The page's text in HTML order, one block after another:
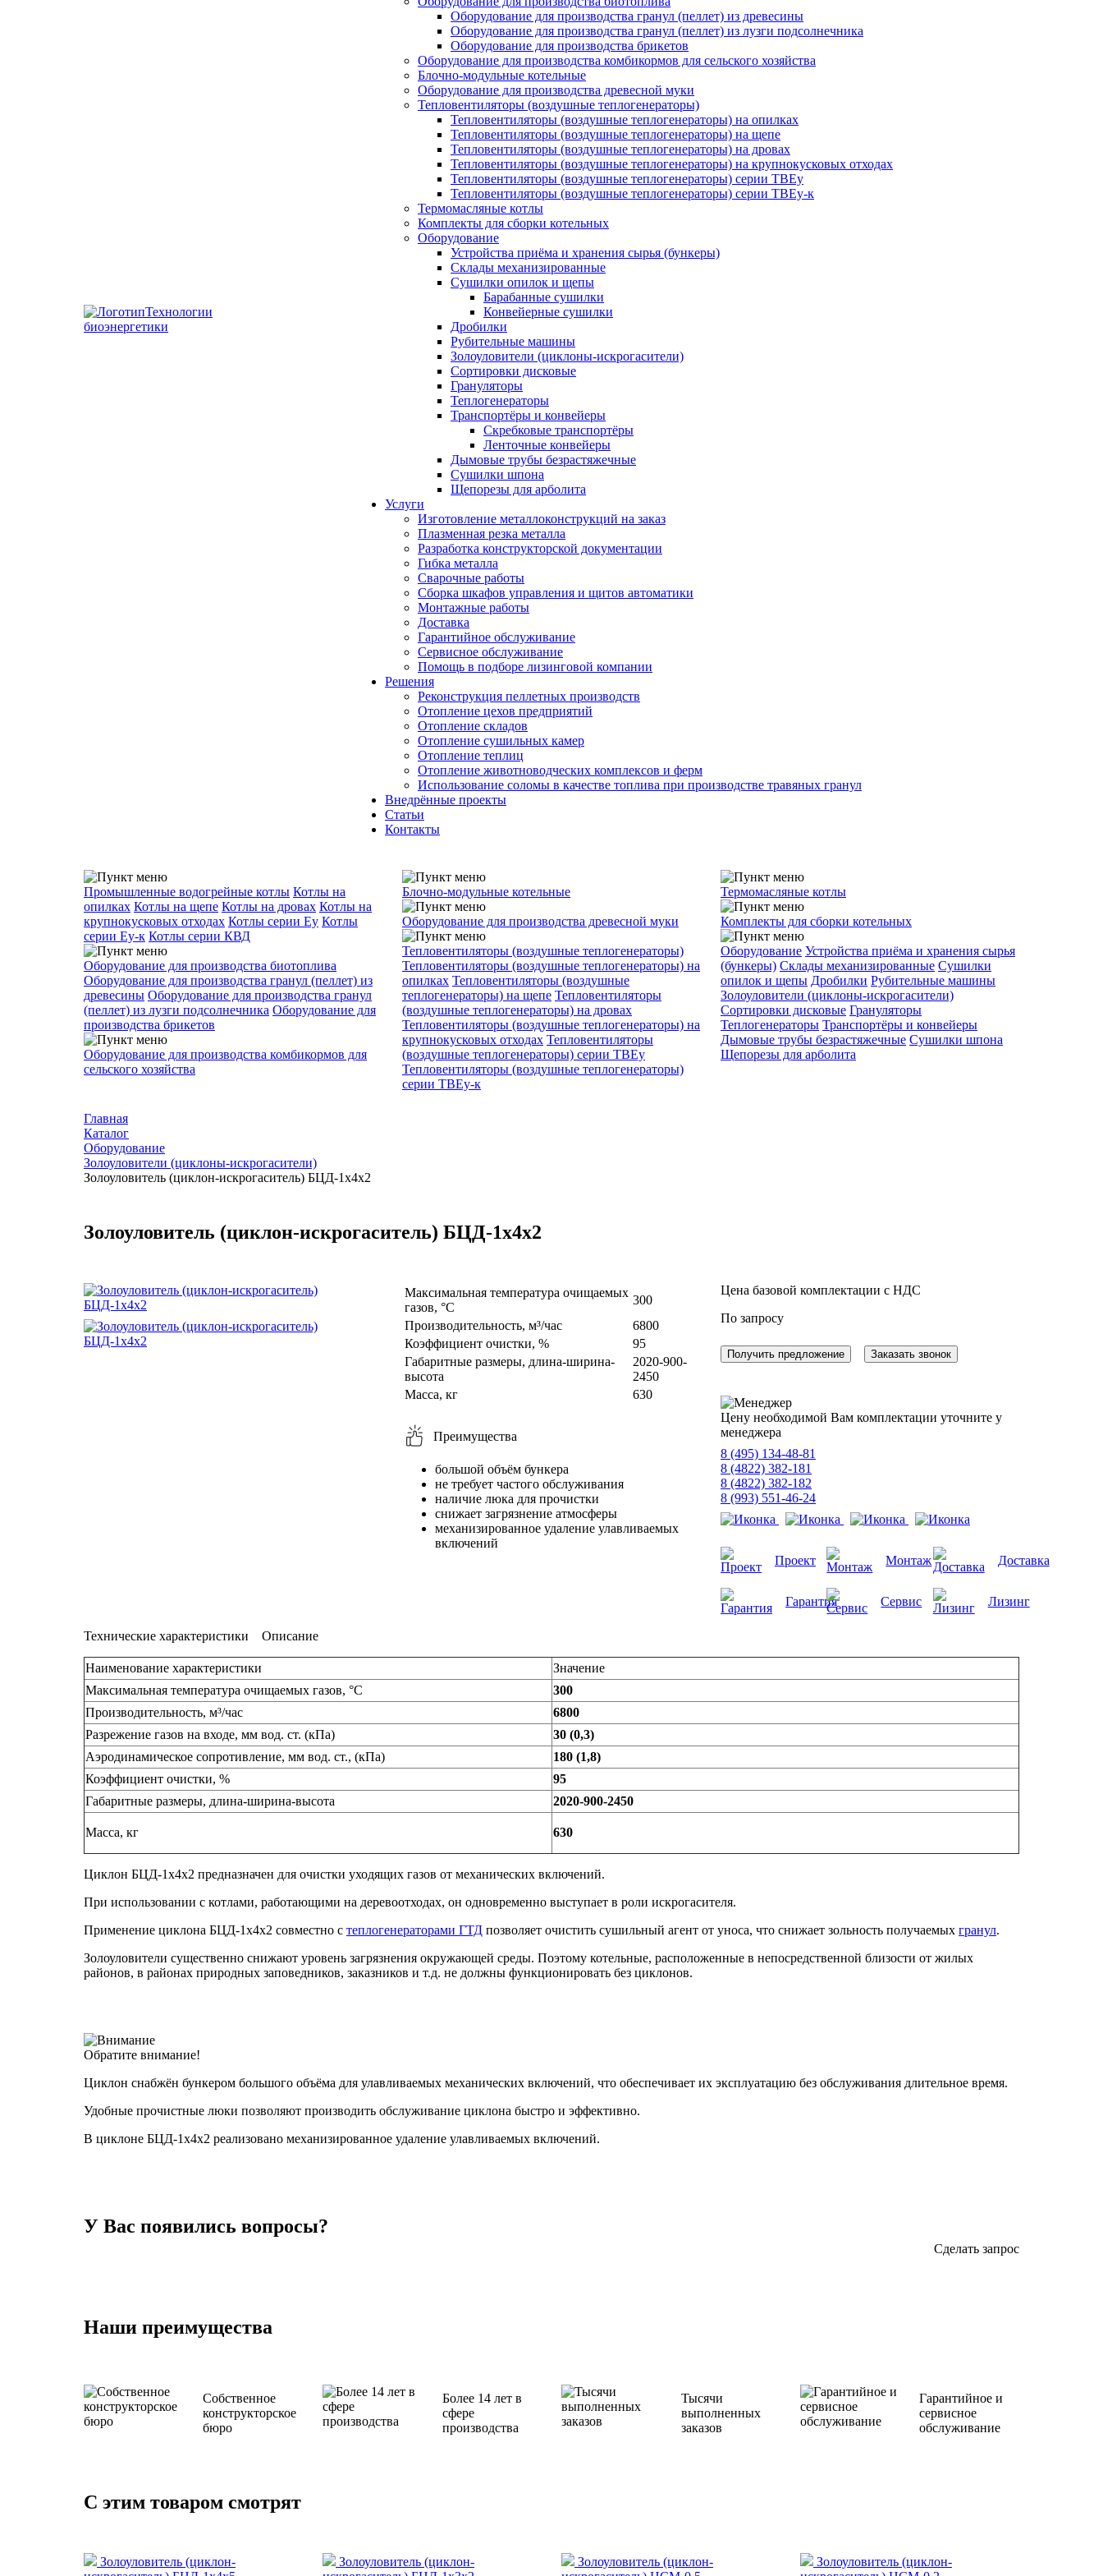
Технологии
биоэнергетики
Оборудование для производства гранул (пеллет) из древесины
Оборудование для производства гранул (пеллет) из лузги подсолнечника
Оборудование для производства брикетов
Оборудование для производства комбикормов для сельского хозяйства
Блочно-модульные котельные
Оборудование для производства древесной муки
Тепловентиляторы (воздушные теплогенераторы)
Тепловентиляторы (воздушные теплогенераторы) на опилках
Тепловентиляторы (воздушные теплогенераторы) на щепе
Тепловентиляторы (воздушные теплогенераторы) на дровах
Тепловентиляторы (воздушные теплогенераторы) на крупнокусковых отходах
Тепловентиляторы (воздушные теплогенераторы) серии ТВЕу
Тепловентиляторы (воздушные теплогенераторы) серии ТВЕу-к
Термомасляные котлы
Комплекты для сборки котельных
Оборудование
Устройства приёма и хранения сырья (бункеры)
Склады механизированные
Сушилки опилок и щепы
Барабанные сушилки
Конвейерные сушилки
Дробилки
Рубительные машины
Золоуловители (циклоны-искрогасители)
Сортировки дисковые
Грануляторы
Теплогенераторы
Транспортёры и конвейеры
Скребковые транспортёры
Ленточные конвейеры
Дымовые трубы безрастяжечные
Сушилки шпона
Щепорезы для арболита
Услуги
Изготовление металлоконструкций на заказ
Плазменная резка металла
Разработка конструкторской документации
Гибка металла
Сварочные работы
Сборка шкафов управления и щитов автоматики
Монтажные работы
Доставка
Гарантийное обслуживание
Сервисное обслуживание
Помощь в подборе лизинговой компании
Решения
Реконструкция пеллетных производств
Отопление цехов предприятий
Отопление складов
Отопление сушильных камер
Отопление теплиц
Отопление животноводческих комплексов и ферм
Использование соломы в качестве топлива при производстве травяных гранул
Внедрённые проекты
Статьи
Контакты
Промышленные водогрейные котлы Котлы на
опилках Котлы на щепе Котлы на дровах Котлы на
крупнокусковых отходах Котлы серии Еу Котлы
серии Еу-к Котлы серии КВД
Оборудование для производства биотоплива
Оборудование для производства гранул (пеллет) из
древесины Оборудование для производства гранул
(пеллет) из лузги подсолнечника Оборудование для
производства брикетов
Оборудование для производства комбикормов для
сельского хозяйства
Блочно-модульные котельные
Оборудование для производства древесной муки
Тепловентиляторы (воздушные теплогенераторы)
Тепловентиляторы (воздушные теплогенераторы) на
опилках Тепловентиляторы (воздушные
теплогенераторы) на щепе Тепловентиляторы
(воздушные теплогенераторы) на дровах
Тепловентиляторы (воздушные теплогенераторы) на
крупнокусковых отходах Тепловентиляторы
(воздушные теплогенераторы) серии ТВЕу
Тепловентиляторы (воздушные теплогенераторы)
серии ТВЕу-к
Термомасляные котлы
Комплекты для сборки котельных
Оборудование Устройства приёма и хранения сырья
(бункеры) Склады механизированные Сушилки
опилок и щепы Дробилки Рубительные машины
Золоуловители (циклоны-искрогасители)
Сортировки дисковые Грануляторы
Теплогенераторы Транспортёры и конвейеры
Дымовые трубы безрастяжечные Сушилки шпона
Щепорезы для арболита
Главная
Каталог
Оборудование
Золоуловители (циклоны-искрогасители)
Золоуловитель (циклон-искрогаситель) БЦД-1х4х2
Золоуловитель (циклон-искрогаситель) БЦД-1х4х2
Максимальная температура очищаемых
газов, °С
300
Производительность, м³/час
6800
Коэффициент очистки, %
95
Габаритные размеры, длина-ширина-
высота
2020-900-
2450
Масса, кг
630
Преимущества
большой объём бункера
не требует частого обслуживания
наличие люка для прочистки
снижает загрязнение атмосферы
механизированное удаление улавливаемых
включений
Цена базовой комплектации с НДС
По запросу
Получить предложение Заказать звонок
Цену необходимой Вам комплектации уточните у
менеджера
8 (495) 134-48-81
8 (4822) 382-181
8 (4822) 382-182
8 (993) 551-46-24
Проект Монтаж Доставка
Гарантия Сервис Лизинг
Технические характеристики Описание
Наименование характеристики
Значение
Максимальная температура очищаемых газов, °С
300
Производительность, м³/час
6800
Разрежение газов на входе, мм вод. ст. (кПа)
30 (0,3)
Аэродинамическое сопротивление, мм вод. ст., (кПа)
180 (1,8)
Коэффициент очистки, %
95
Габаритные размеры, длина-ширина-высота
2020-900-2450
Масса, кг 630
Циклон БЦД-1х4х2 предназначен для очистки уходящих газов от механических включений.
При использовании с котлами, работающими на деревоотходах, он одновременно выступает в роли искрогасителя.
Применение циклона БЦД-1х4х2 совместно с теплогенераторами ГТД позволяет очистить сушильный агент от уноса, что снижает зольность получаемых гранул.
Золоуловители существенно снижают уровень загрязнения окружающей среды. Поэтому котельные, расположенные в непосредственной близости от жилых
районов, в районах природных заповедников, заказников и т.д. не должны функционировать без циклонов.
Обратите внимание!
Циклон снабжён бункером большого объёма для улавливаемых механических включений, что обеспечивает их эксплуатацию без обслуживания длительное время.
Удобные прочистные люки позволяют производить обслуживание циклона быстро и эффективно.
В циклоне БЦД-1х4х2 реализовано механизированное удаление улавливаемых включений.
У Вас появились вопросы?
Сделать запрос
Наши преимущества
Собственное
конструкторское
бюро
Более 14 лет в
сфере
производства
Тысячи
выполненных
заказов
Гарантийное и
сервисное
обслуживание
С этим товаром смотрят
Золоуловитель (циклон-
Золоуловитель (циклон-
Золоуловитель (циклон-
Золоуловитель (циклон-